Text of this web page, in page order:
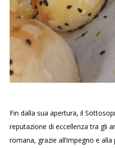
Fin dalla sua apertura, il
reputazione di eccellenza tra gli
romana, grazie all’impegno e